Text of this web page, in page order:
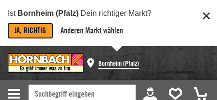
Ist Bornheim (Pfalz) Dein richtiger Markt?
JA, RICHTIG Anderen Markt wählen
Bornheim (Pfalz)